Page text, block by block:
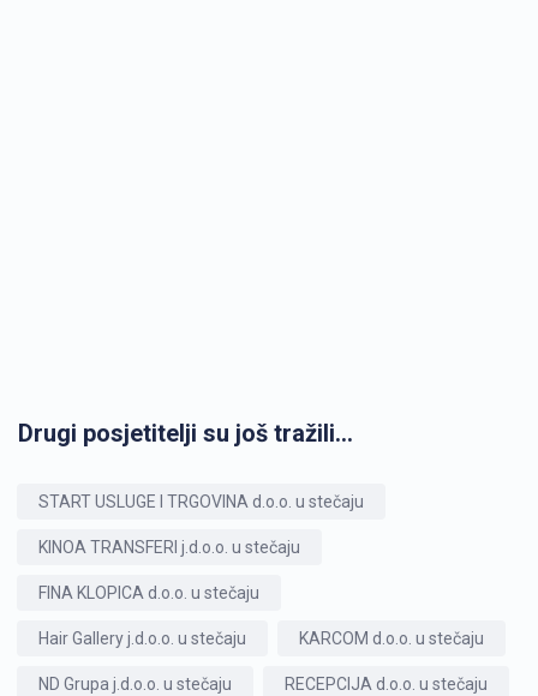
Drugi posjetitelji su još tražili...
START USLUGE I TRGOVINA d.o.o. u stečaju
KINOA TRANSFERI j.d.o.o. u stečaju
FINA KLOPICA d.o.o. u stečaju
Hair Gallery j.d.o.o. u stečaju KARCOM d.o.o. u stečaju
ND Grupa j.d.o.o. u stečaju RECEPCIJA d.o.o. u stečaju